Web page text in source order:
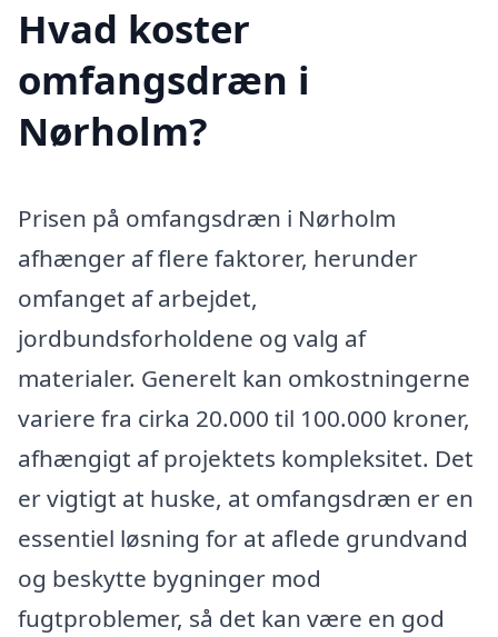
Hvad koster
omfangsdræn i
Nørholm?
Prisen på omfangsdræn i Nørholm
afhænger af flere faktorer, herunder
omfanget af arbejdet,
jordbundsforholdene og valg af
materialer. Generelt kan omkostningerne
variere fra cirka 20.000 til 100.000 kroner,
afhængigt af projektets kompleksitet. Det
er vigtigt at huske, at omfangsdræn er en
essentiel løsning for at aflede grundvand
og beskytte bygninger mod
fugtproblemer, så det kan være en god